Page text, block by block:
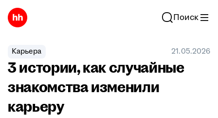
Поиск
Карьера 21.05.2026
3 истории, как случайные
знакомства изменили
карьеру